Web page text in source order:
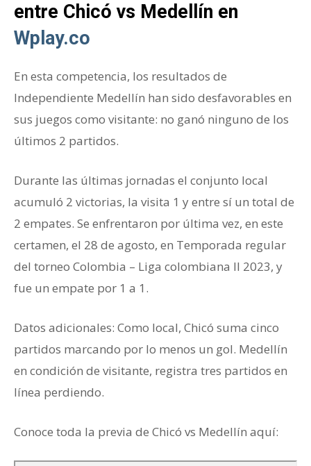
entre Chicó vs Medellín en
Wplay.co
En esta competencia, los resultados de
Independiente Medellín han sido desfavorables en
sus juegos como visitante: no ganó ninguno de los
últimos 2 partidos.
Durante las últimas jornadas el conjunto local
acumuló 2 victorias, la visita 1 y entre sí un total de
2 empates. Se enfrentaron por última vez, en este
certamen, el 28 de agosto, en Temporada regular
del torneo Colombia – Liga colombiana II 2023, y
fue un empate por 1 a 1.
Datos adicionales: Como local, Chicó suma cinco
partidos marcando por lo menos un gol. Medellín
en condición de visitante, registra tres partidos en
línea perdiendo.
Conoce toda la previa de Chicó vs Medellín aquí: